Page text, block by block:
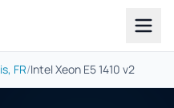
FR/Intel Xeon E5 1410 v2